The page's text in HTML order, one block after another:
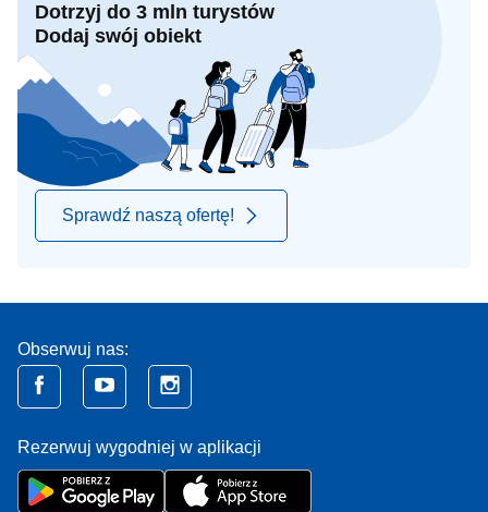
Dotrzyj do 3 mln turystów
Dodaj swój obiekt
Sprawdź naszą ofertę!
Obserwuj nas:
Rezerwuj wygodniej w aplikacji